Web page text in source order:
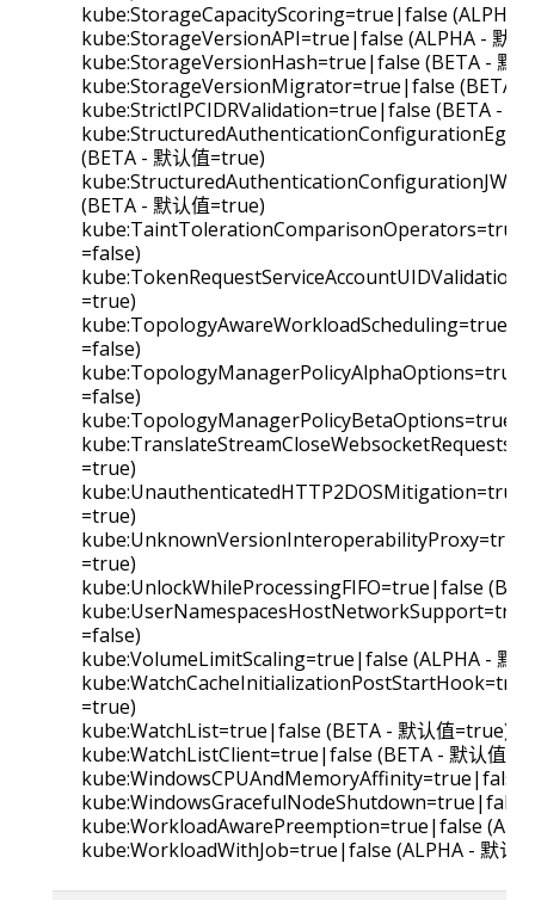
kube:StorageCapacityScoring=true|false (ALPHA
kube:StorageVersionAPI=true|false (ALPHA - 默认
kube:StorageVersionHash=true|false (BETA - 默
kube:StorageVersionMigrator=true|false (BETA -
kube:StrictIPCIDRValidation=true|false (BETA - 默
(BETA - 默认值=true)
(BETA - 默认值=true)
=false)
=true)
=false)
=false)
=true)
=true)
=true)
kube:UnlockWhileProcessingFIFO=true|false
=false)
kube:VolumeLimitScaling=true|false (ALPHA - 默
=true)
kube:WatchList=true|false (BETA - 默认值=true)
kube:WatchListClient=true|false (BETA - 默认值
kube:WindowsCPUAndMemoryAffinity=true|false
kube:WindowsGracefulNodeShutdown=true|false
kube:WorkloadAwarePreemption=true|false
kube:WorkloadWithJob=true|false (ALPHA - 默认